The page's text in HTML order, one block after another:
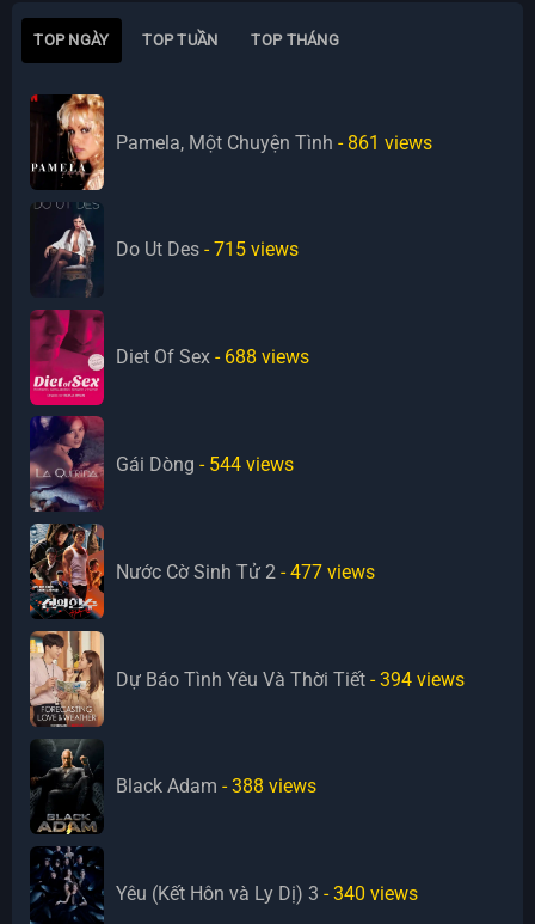
TOP NGÀY TOP TUẦN TOP THÁNG
Pamela, Một Chuyện Tình - 861 views
Do Ut Des - 715 views
Diet Of Sex - 688 views
Gái Dòng - 544 views
Nước Cờ Sinh Tử 2 - 477 views
Dự Báo Tình Yêu Và Thời Tiết - 394 views
Black Adam - 388 views
Yêu (Kết Hôn và Ly Dị) 3 - 340 views